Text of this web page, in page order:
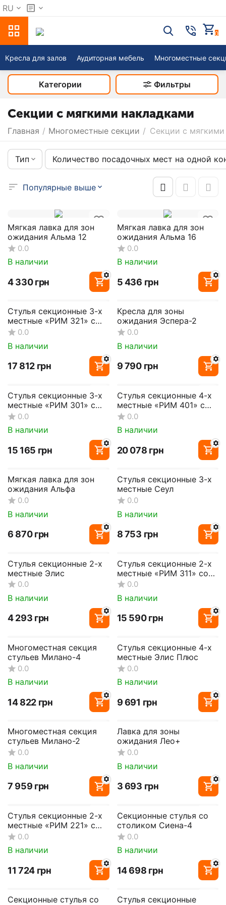
RU
0
Кресла для залов Аудиторная мебель Многоместные
Категории Фильтры
Секции с мягкими накладками
Главная / Многоместные секции / Секции с
Тип Количество посадочных мест на одной
Популярные выше
Мягкая лавка для зон
ожидания Альма 12
0.0
В наличии
‍4 330‍ грн
Мягкая лавка для зон
ожидания Альма 16
0.0
В наличии
‍5 436‍ грн
Стулья секционные 3-х
местные «РИМ 321» с
мягкими накладками
0.0
В наличии
‍17 812‍ грн
Кресла для зоны
ожидания Эспера-2
0.0
В наличии
‍9 790‍ грн
Стулья секционные 3-х
местные «РИМ 301» с
мягкими накладками
0.0
В наличии
‍15 165‍ грн
Стулья секционные 4-х
местные «РИМ 401» с
мягкими накладками
0.0
В наличии
‍20 078‍ грн
Мягкая лавка для зон
ожидания Альфа
0.0
В наличии
‍6 870‍ грн
Стулья секционные 3-х
местные Сеул
0.0
В наличии
‍8 753‍ грн
Стулья секционные 2-х
местные Элис
0.0
В наличии
‍4 293‍ грн
Стулья секционные 2-х
местные «РИМ 311» со
столиком
0.0
В наличии
‍15 590‍ грн
Многоместная секция
стульев Милано-4
0.0
В наличии
‍14 822‍ грн
Стулья секционные 4-х
местные Элис Плюс
0.0
В наличии
‍9 691‍ грн
Многоместная секция
стульев Милано-2
0.0
В наличии
‍7 959‍ грн
Лавка для зоны
ожидания Лео+
0.0
В наличии
‍3 693‍ грн
Стулья секционные 2-х
местные «РИМ 221» с
мягкими накладками
0.0
В наличии
‍11 724‍ грн
Секционные стулья со
столиком Сиена-4
0.0
В наличии
‍14 698‍ грн
Секционные стулья со
Стулья секционные